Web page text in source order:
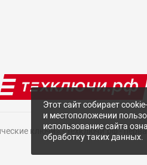
ключи» - Техключи.рф -
Этот сайт собирает
и местоположении
использование сайта
обработку таких данных.